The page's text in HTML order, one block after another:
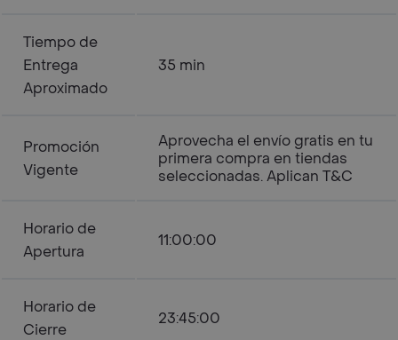
Tiempo de
Entrega
Aproximado
35 min
Promoción
Vigente
Aprovecha el envío gratis en tu
primera compra en tiendas
seleccionadas. Aplican T&C
Horario de
Apertura
11:00:00
Horario de
Cierre
23:45:00